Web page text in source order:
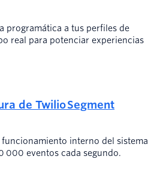
programática a tus perfiles de
real para potenciar experiencias
de Twilio Segment
funcionamiento interno del sistema
000 eventos cada segundo.